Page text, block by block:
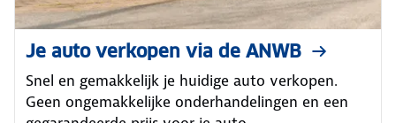
Je auto verkopen via de ANWB
Snel en gemakkelijk je huidige auto verkopen.
Geen ongemakkelijke onderhandelingen en een